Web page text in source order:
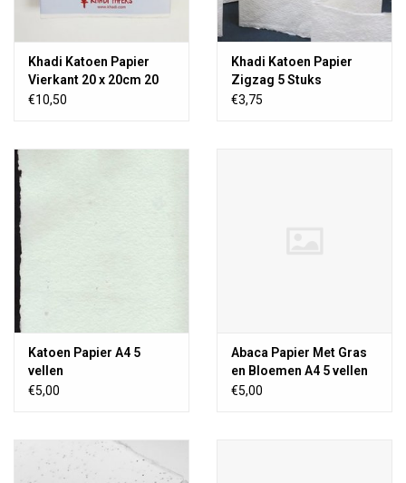
Khadi Katoen Papier
Vierkant 20 x 20cm 20
vellen
€10,50
Khadi Katoen Papier
Zigzag 5 Stuks
€3,75
Katoen Papier A4 5
vellen
€5,00
Abaca Papier Met Gras
en Bloemen A4 5 vellen
€5,00